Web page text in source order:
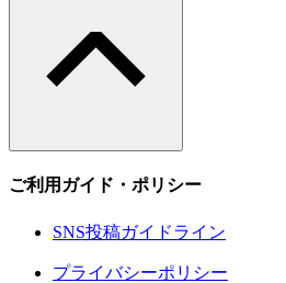
ご利用ガイド・ポリシー
SNS投稿ガイドライン
プライバシーポリシー